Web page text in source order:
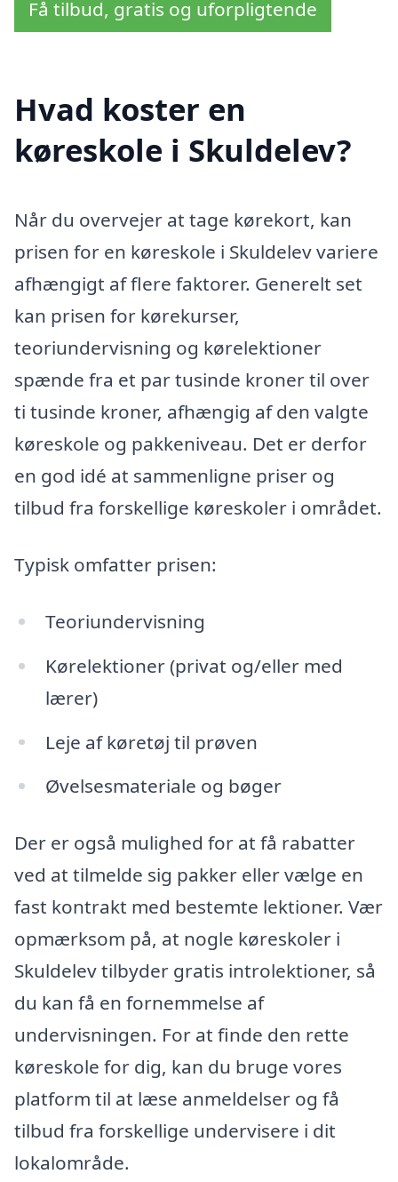
Få tilbud, gratis og uforpligtende
Hvad koster en
køreskole i Skuldelev?
Når du overvejer at tage kørekort, kan
prisen for en køreskole i Skuldelev variere
afhængigt af flere faktorer. Generelt set
kan prisen for kørekurser,
teoriundervisning og kørelektioner
spænde fra et par tusinde kroner til over
ti tusinde kroner, afhængig af den valgte
køreskole og pakkeniveau. Det er derfor
en god idé at sammenligne priser og
tilbud fra forskellige køreskoler i området.
Typisk omfatter prisen:
Teoriundervisning
Kørelektioner (privat og/eller med
lærer)
Leje af køretøj til prøven
Øvelsesmateriale og bøger
Der er også mulighed for at få rabatter
ved at tilmelde sig pakker eller vælge en
fast kontrakt med bestemte lektioner. Vær
opmærksom på, at nogle køreskoler i
Skuldelev tilbyder gratis introlektioner, så
du kan få en fornemmelse af
undervisningen. For at finde den rette
køreskole for dig, kan du bruge vores
platform til at læse anmeldelser og få
tilbud fra forskellige undervisere i dit
lokalområde.